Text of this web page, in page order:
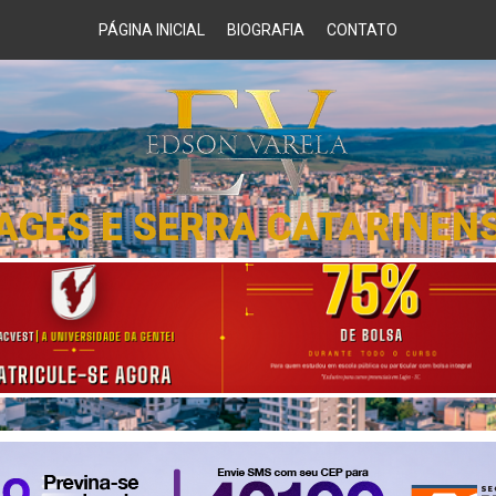
PÁGINA INICIAL BIOGRAFIA CONTATO
E SERRA